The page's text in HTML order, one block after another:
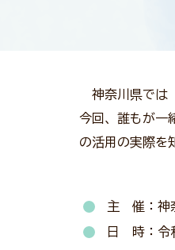
神奈川県では
今回、誰もが一
の活用の実際を
主 催：神
日 時：令